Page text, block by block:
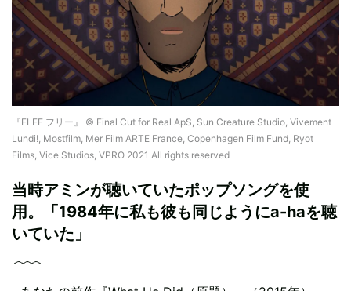
『FLEE フリー』 © Final Cut for Real ApS, Sun Creature Studio, Vivement
Lundi!, Mostfilm, Mer Film ARTE France, Copenhagen Film Fund, Ryot
Films, Vice Studios, VPRO 2021 All rights reserved
当時アミンが聴いていたポップソングを使
用。「1984年に私も彼も同じようにa-haを聴
いていた」